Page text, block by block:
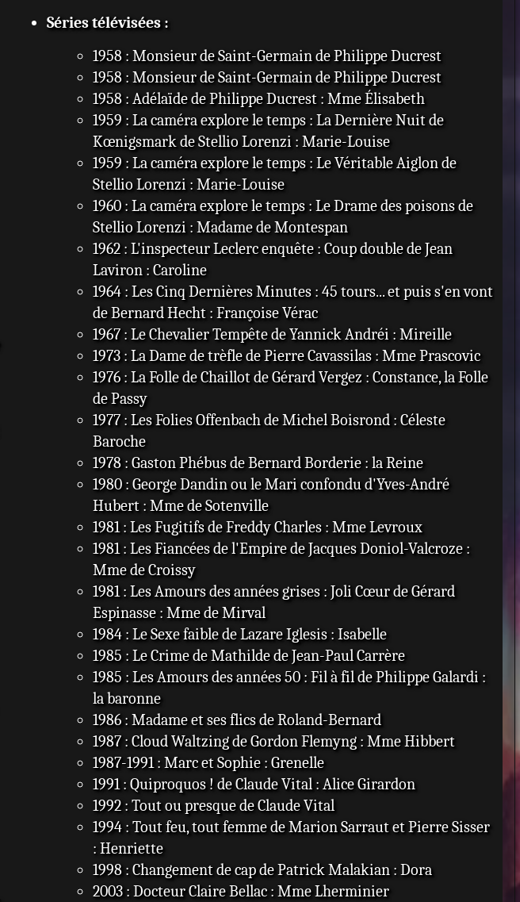
Séries télévisées :
1958 : Monsieur de Saint-Germain de Philippe Ducrest
1958 : Monsieur de Saint-Germain de Philippe Ducrest
1958 : Adélaïde de Philippe Ducrest : Mme Élisabeth
1959 : La caméra explore le temps : La Dernière Nuit de
Kœnigsmark de Stellio Lorenzi : Marie-Louise
1959 : La caméra explore le temps : Le Véritable Aiglon de
Stellio Lorenzi : Marie-Louise
1960 : La caméra explore le temps : Le Drame des poisons de
Stellio Lorenzi : Madame de Montespan
1962 : L'inspecteur Leclerc enquête : Coup double de Jean
Laviron : Caroline
1964 : Les Cinq Dernières Minutes : 45 tours... et puis s'en vont
de Bernard Hecht : Françoise Vérac
1967 : Le Chevalier Tempête de Yannick Andréi : Mireille
1973 : La Dame de trèfle de Pierre Cavassilas : Mme Prascovic
1976 : La Folle de Chaillot de Gérard Vergez : Constance, la Folle
de Passy
1977 : Les Folies Offenbach de Michel Boisrond : Céleste
Baroche
1978 : Gaston Phébus de Bernard Borderie : la Reine
1980 : George Dandin ou le Mari confondu d'Yves-André
Hubert : Mme de Sotenville
1981 : Les Fugitifs de Freddy Charles : Mme Levroux
1981 : Les Fiancées de l'Empire de Jacques Doniol-Valcroze :
Mme de Croissy
1981 : Les Amours des années grises : Joli Cœur de Gérard
Espinasse : Mme de Mirval
1984 : Le Sexe faible de Lazare Iglesis : Isabelle
1985 : Le Crime de Mathilde de Jean-Paul Carrère
1985 : Les Amours des années 50 : Fil à fil de Philippe Galardi :
la baronne
1986 : Madame et ses flics de Roland-Bernard
1987 : Cloud Waltzing de Gordon Flemyng : Mme Hibbert
1987-1991 : Marc et Sophie : Grenelle
1991 : Quiproquos ! de Claude Vital : Alice Girardon
1992 : Tout ou presque de Claude Vital
1994 : Tout feu, tout femme de Marion Sarraut et Pierre Sisser
: Henriette
1998 : Changement de cap de Patrick Malakian : Dora
2003 : Docteur Claire Bellac : Mme Lherminier